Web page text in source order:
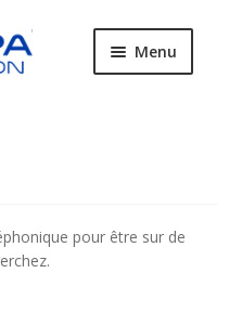
Menu
enfant
pour être sur de